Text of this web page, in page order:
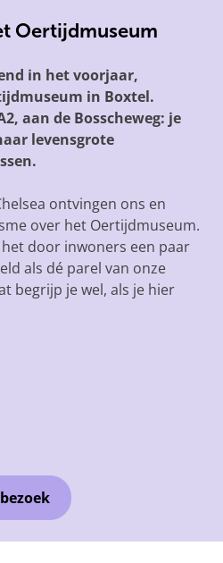
Oertijdmuseum
in het voorjaar,
in Boxtel.
aan de Bosscheweg: je
levensgrote
ontvingen ons en
over het Oertijdmuseum.
door inwoners een paar
als dé parel van onze
begrijp je wel, als je hier